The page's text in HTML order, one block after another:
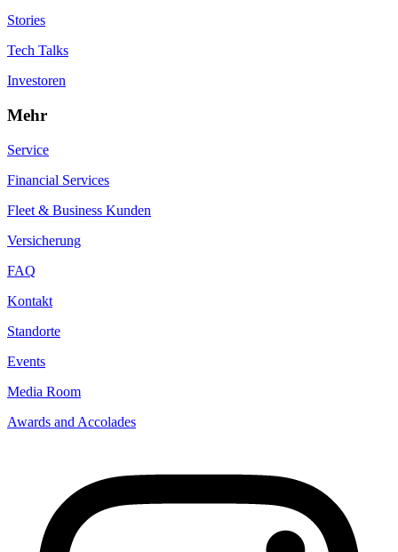
Stories
Tech Talks
Investoren
Mehr
Service
Financial Services
Fleet & Business Kunden
Versicherung
FAQ
Kontakt
Standorte
Events
Media Room
Awards and Accolades